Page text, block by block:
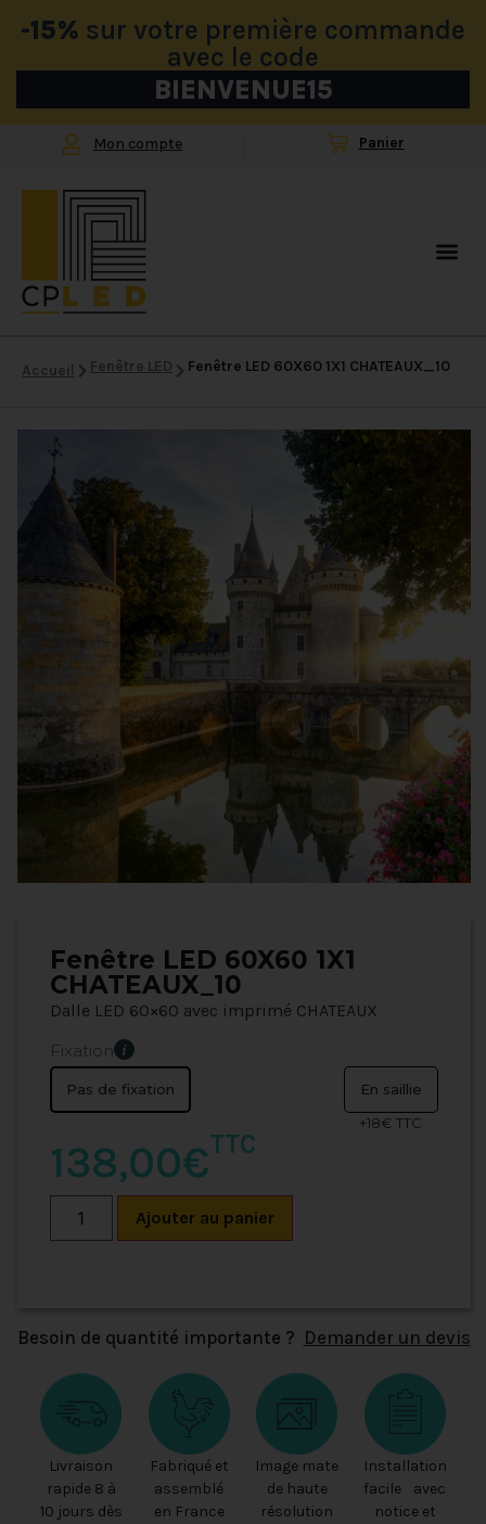
-15% sur votre première commande
avec le code
BIENVENUE15
Mon compte
Accueil Fenêtre LED Fenêtre LED 60X60 1X1 CHATEAUX_10
Fenêtre LED 60X60 1X1
CHATEAUX_10
Dalle LED 60×60 avec imprimé CHATEAUX
Fixation
Pas de fixation
En saillie
+18€ TTC
138,00€TTC
Ajouter au panier
Besoin de quantité importante ? Demander un devis
Livraison
rapide 8 à
10 jours dès
Fabriqué et
assemblé
en France
Image mate
de haute
résolution
Installation
facile avec
notice et